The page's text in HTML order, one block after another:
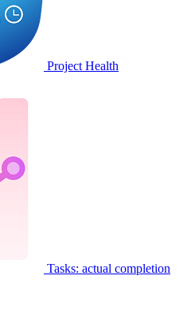
Project Health
Tasks: actual completion